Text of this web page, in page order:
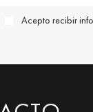
Acepto recibir